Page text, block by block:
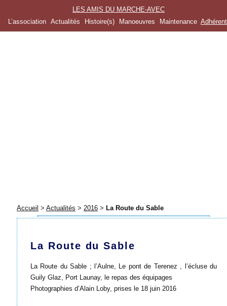
LES AMIS DU MARCHE-AVEC
L’association
Actualités Histoire(s) Manoeuvres Maintenance
Accueil > Actualités > 2016 > La Route du Sable
La Route du Sable
La Route du Sable ; l’Aulne, Le pont de Terenez , l’écluse du
Guily Glaz, Port Launay, le repas des équipages
Photographies d’Alain Loby, prises le 18 juin 2016